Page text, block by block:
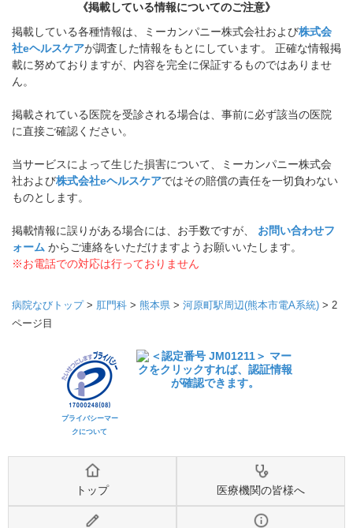
《掲載している情報についてのご注意》
掲載している各種情報は、ミーカンパニー株式会社および株式会
社eヘルスケアが調査した情報をもとにしています。 正確な情報掲
載に努めておりますが、内容を完全に保証するものではありませ
ん。
掲載されている医院を受診される場合は、事前に必ず該当の医院
に直接ご確認ください。
当サービスによって生じた損害について、ミーカンパニー株式会
社および株式会社eヘルスケアではその賠償の責任を一切負わない
ものとします。
掲載情報に誤りがある場合には、お手数ですが、 お問い合わせフ
ォーム からご連絡をいただけますようお願いいたします。
※お電話での対応は行っておりません
病院なびトップ> 肛門科 > 熊本県 > 河原町駅周辺(熊本市電A系統) > 2
ページ目
プライバシーマー
クについて
トップ 医療機関の皆様へ